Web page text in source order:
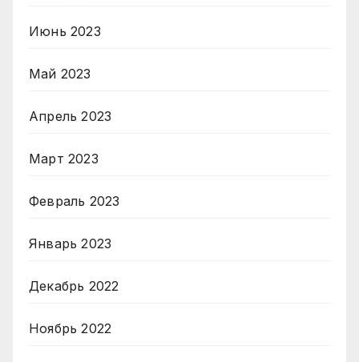
Июнь 2023
Май 2023
Апрель 2023
Март 2023
Февраль 2023
Январь 2023
Декабрь 2022
Ноябрь 2022